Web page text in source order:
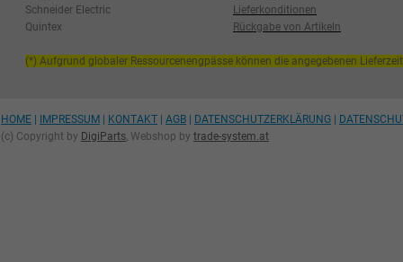
Schneider Electric
Lieferkonditionen
Quintex
Rückgabe von Artikeln
(*) Aufgrund globaler Ressourcenengpässe können die angegebenen
HOME IMPRESSUM KONTAKT AGB DATENSCHUTZERKLÄRUNG
(c) Copyright by DigiParts, Webshop by trade-system.at